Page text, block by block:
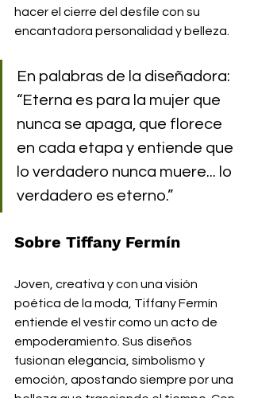
hacer el cierre del desfile con su
encantadora personalidad y belleza.
En palabras de la diseñadora:
“Eterna es para la mujer que
nunca se apaga, que florece
en cada etapa y entiende que
lo verdadero nunca muere... lo
verdadero es eterno.”
Sobre Tiffany Fermín
Joven, creativa y con una visión
poética de la moda, Tiffany Fermín
entiende el vestir como un acto de
empoderamiento. Sus diseños
fusionan elegancia, simbolismo y
emoción, apostando siempre por una